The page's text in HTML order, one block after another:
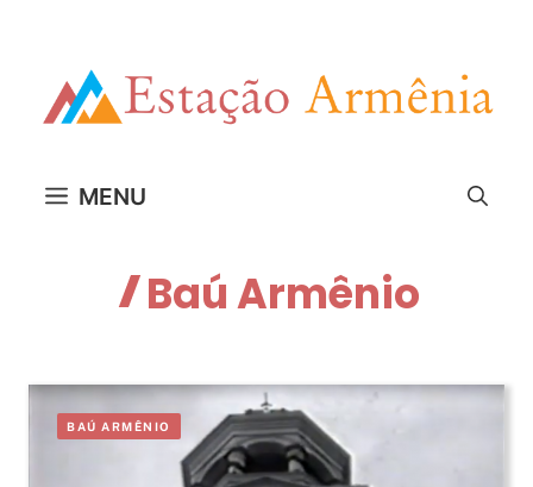
MENU
Baú Armênio
BAÚ ARMÊNIO